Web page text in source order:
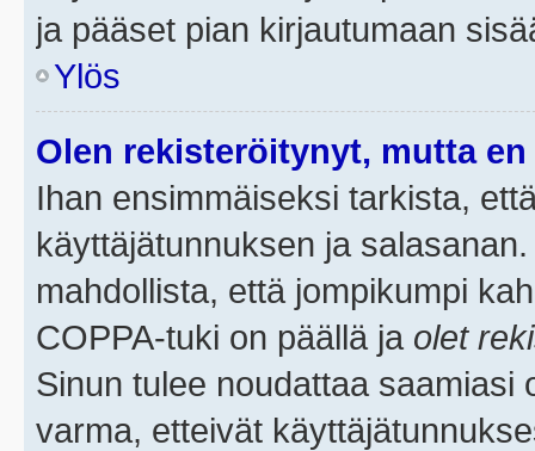
ja pääset pian kirjautumaan
Ylös
Olen rekisteröitynyt, mutta
Ihan ensimmäiseksi tarkista,
käyttäjätunnuksen ja
mahdollista, että jompikumpi
COPPA-tuki on päällä ja olet
Sinun tulee noudattaa saamiasi
varma, etteivät